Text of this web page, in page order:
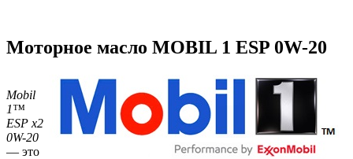
Моторное масло MOBIL 1 ESP 0W-20
Mobil
1™
ESP x2
0W-20
— это